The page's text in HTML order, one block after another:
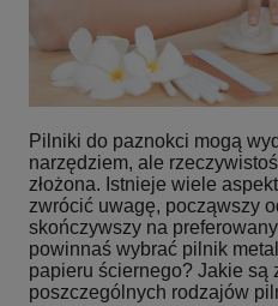
Pilniki do paznokci mogą
narzędziem, ale
złożona. Istnieje wiele
zwrócić uwagę, począwszy
skończywszy na
powinnaś wybrać pilnik
papieru ściernego? Jakie są
poszczególnych rodzajów